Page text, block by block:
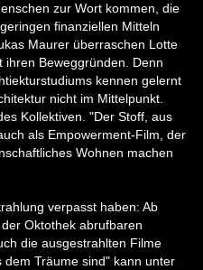
zur Wort kommen, die
finanziellen Mitteln
Maurer überraschen Lotte
ihren Beweggründen. Denn
kennen gelernt
nicht im Mittelpunkt.
Kollektiven. "Der Stoff, aus
als Empowerment-Film, der
Wohnen machen
verpasst haben: Ab
Oktothek abrufbaren
die ausgestrahlten Filme
Träume sind" kann unter